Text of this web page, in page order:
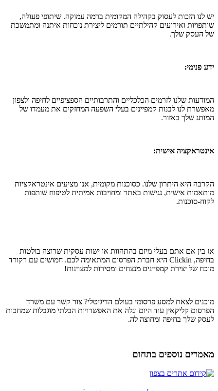
יש לנו הזכות לעסוק בקהילה המקומית ברמה עמוקה. שיתופי פעולה,
שותפויות ואירועים קהילתיים תורמים ליצירת נוכחות איתנה ומתמשכת
של העסק שלך.
ידע פנימי:
המודעות שלנו לזרמים הכלכליים והתרבותיים הספציפיים לחיפה ולצפון
מאפשרת לנו לבנות קמפיינים בעלי השפעה המחזקים את מעמדו של
המותג שלך באזור.
אינטראקציה אישית:
הקרבה היא היתרון שלנו. כסוכנות מקומית, אנו מציעים אינטראקציות
מותאמות אישית, נגישות באתר ומחויבות אמיתית לטיפוח שותפות
לקוח-סוכנות.
אז בין אם אתם בעלי מיזם בהתהוות או ישות עסקית שרוצה בולטות
בחיפה, Clickin היא חברת הפרסום המתאימה לכם. חמושים עם רקורד
מוכח של יצירת קמפיינים מנצחים ומסירות למצוינות!
מוכנים לצאת למסע פרסומי בעולם הדיגיטלי? צור קשר עם משרד
הפרסום קליקאין עוד היום וגלה את האפשרויות הבלתי מוגבלות שמחכות
לעסק שלך בחיפה ומחוצה לה.
מאמרים נוספים בתחום